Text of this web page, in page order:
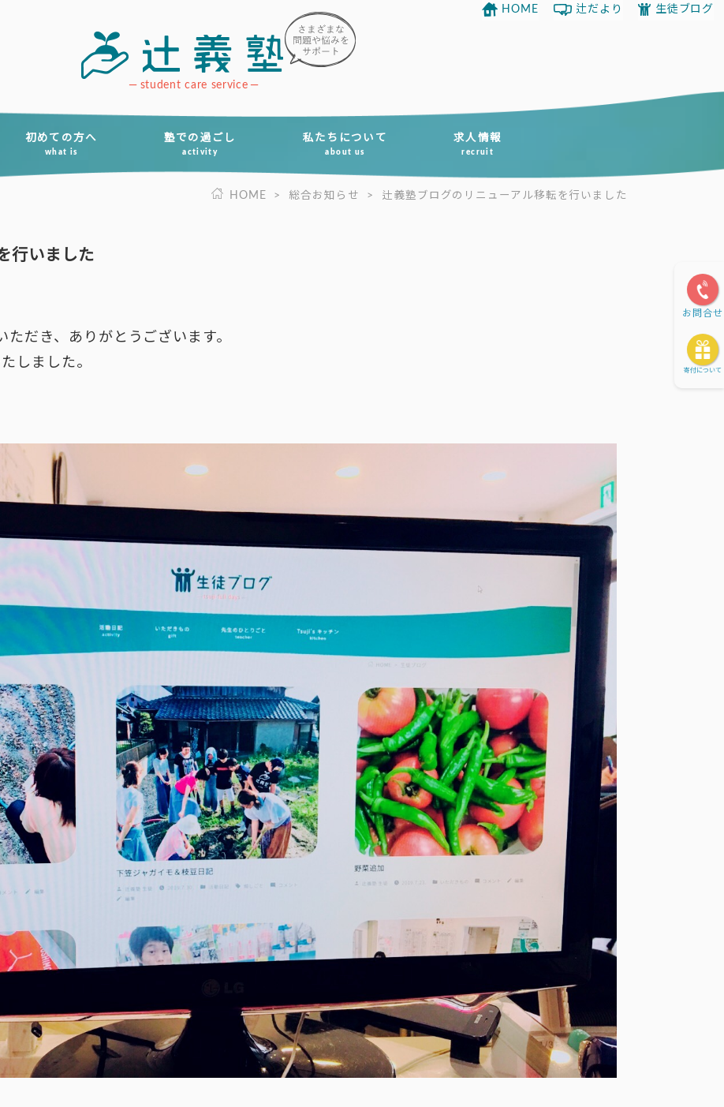
student care service
初めての方へ
what is
塾での過ごし
activity
私たちについて
about us
求人情報
recruit
HOME 辻だより 生徒ブログ
お問合せ
寄付について
HOME > 総合お知らせ > 辻義塾ブログのリニューアル移転を行いました
行いました
だき、ありがとうございます。
しました。